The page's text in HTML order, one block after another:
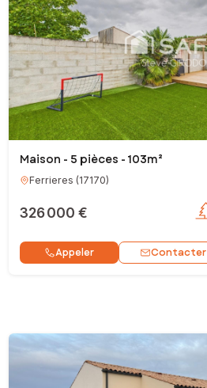
Maison - 5 pièces - 103m²
Ferrieres (17170)
326 000 €
Appeler Contacter